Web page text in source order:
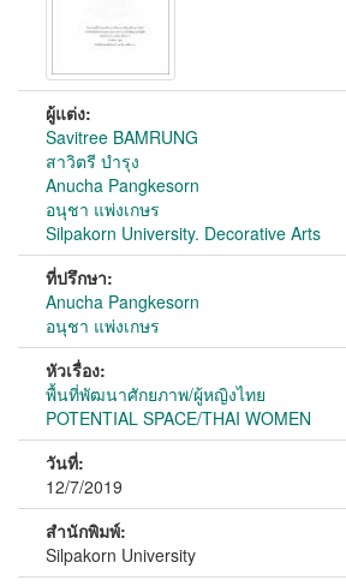
ผู้แต่ง:
Savitree BAMRUNG
สาวิตรี บำรุง
Anucha Pangkesorn
อนุชา แพ่งเกษร
Silpakorn University. Decorative Arts
ที่ปรึกษา:
Anucha Pangkesorn
อนุชา แพ่งเกษร
หัวเรื่อง:
พื้นที่พัฒนาศักยภาพ/ผู้หญิงไทย
POTENTIAL SPACE/THAI WOMEN
วันที่:
12/7/2019
สำนักพิมพ์:
Silpakorn University